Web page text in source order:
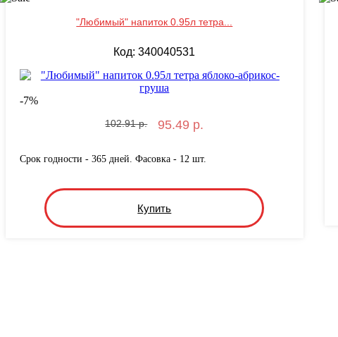
"Любимый" напиток 0.95л тетра...
Код: 340040531
-7%
102.91 р. 95.49 р.
Срок годности - 365 дней. Фасовка - 12 шт.
Купить